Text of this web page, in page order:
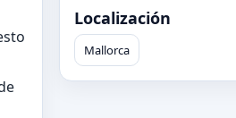
Localización
Mallorca